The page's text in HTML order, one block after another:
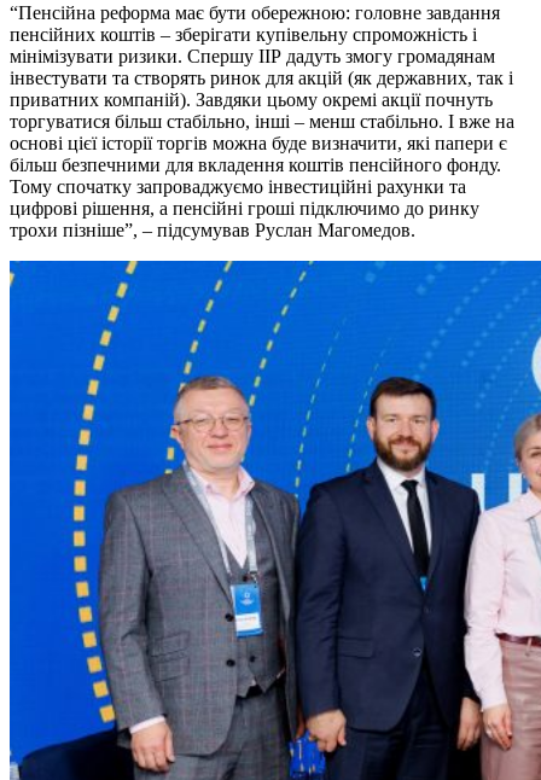
“Пенсійна реформа має бути обережною: головне завдання
пенсійних коштів – зберігати купівельну спроможність і
мінімізувати ризики. Спершу ІІР дадуть змогу громадянам
інвестувати та створять ринок для акцій (як державних, так і
приватних компаній). Завдяки цьому окремі акції почнуть
торгуватися більш стабільно, інші – менш стабільно. І вже на
основі цієї історії торгів можна буде визначити, які папери є
більш безпечними для вкладення коштів пенсійного фонду.
Тому спочатку запроваджуємо інвестиційні рахунки та
цифрові рішення, а пенсійні гроші підключимо до ринку
трохи пізніше”, – підсумував Руслан Магомедов.